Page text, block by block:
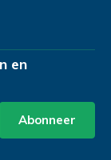
en
Abonneer